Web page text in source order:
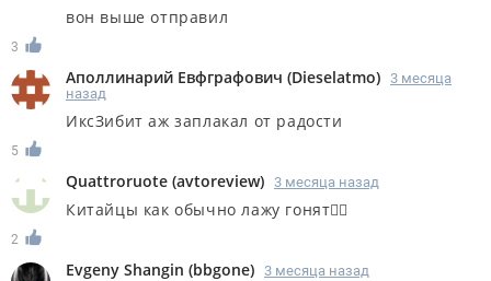
вон выше отправил
3
Аполлинарий Евфграфович (Dieselatmo)
3 месяца
назад
ИксЗибит аж заплакал от радости
5
Quattroruote (avtoreview) 3 месяца назад
Китайцы как обычно лажу гонят👌🏻
2
Evgeny Shangin (bbgone) 3 месяца назад